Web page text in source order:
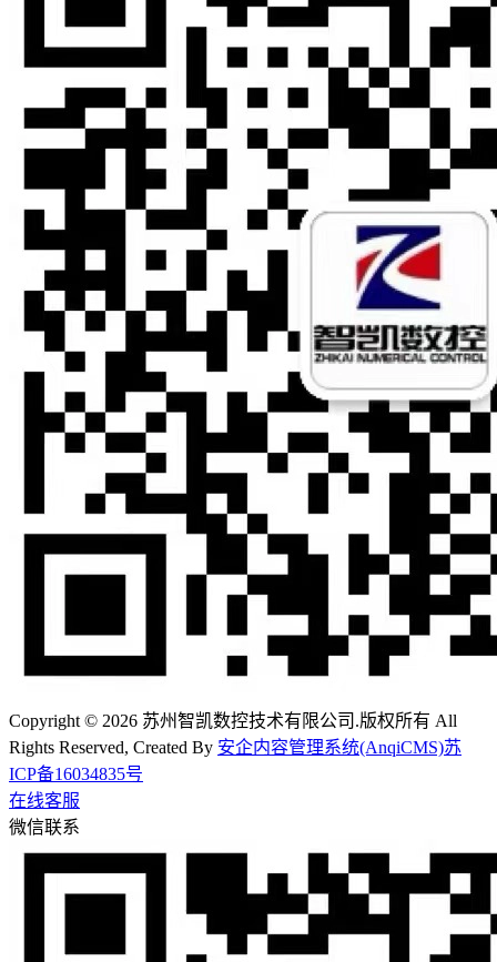
Copyright © 2026 苏州智凯数控技术有限公司.版权所有 All
Rights Reserved, Created By 安企内容管理系统(AnqiCMS)苏
ICP备16034835号
在线客服
微信联系